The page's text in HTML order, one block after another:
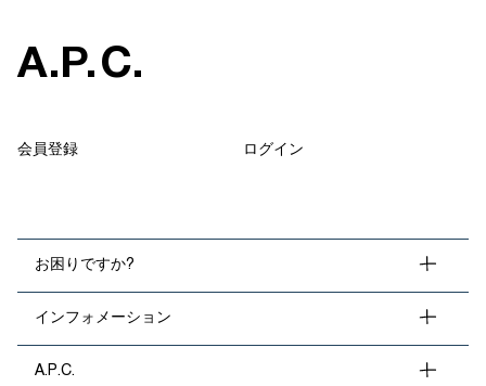
A.P.C.
会員登録 ログイン
お困りですか?
インフォメーション
A.P.C.